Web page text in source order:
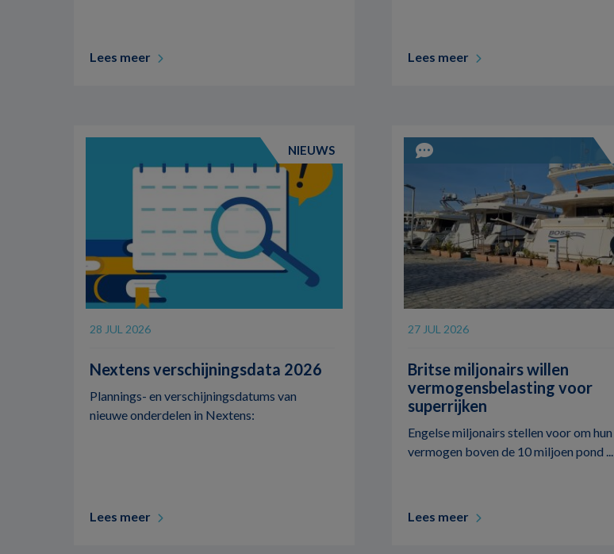
Lees meer Lees meer
NIEUWS
28 JUL 2026
Nextens verschijningsdata 2026
Plannings- en verschijningsdatums van
nieuwe onderdelen in Nextens:
Lees meer
27 JUL 2026
Britse miljonairs willen
vermogensbelasting voor
superrijken
Engelse miljonairs stellen voor om hun
vermogen boven de 10 miljoen pond ...
Lees meer